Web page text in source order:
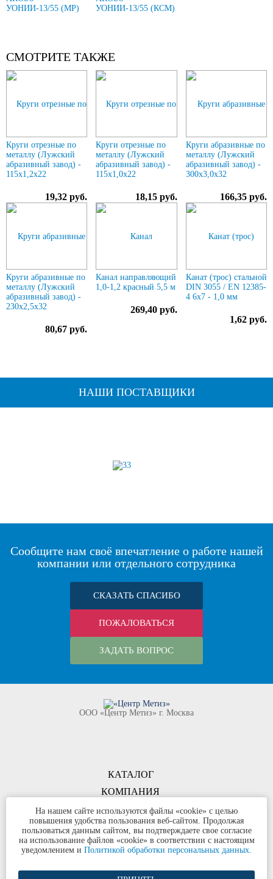
УОНИИ-13/55 (МР)
УОНИИ-13/55 (КСМ)
СМОТРИТЕ ТАКЖЕ
Круги отрезные по
металлу (Лужский
абразивный завод) -
115х1,2х22
19,32 руб.
Круги отрезные по
металлу (Лужский
абразивный завод) -
115х1,0х22
18,15 руб.
Круги абразивные по
металлу (Лужский
абразивный завод) -
300х3,0х32
166,35 руб.
Круги абразивные по
металлу (Лужский
абразивный завод) -
230х2,5х32
80,67 руб.
Канал направляющий
1,0-1,2 красный 5,5 м
269,40 руб.
Канат (трос) стальной
DIN 3055 / EN 12385-
4 6x7 - 1,0 мм
1,62 руб.
НАШИ ПОСТАВЩИКИ
Сообщите нам своё впечатление о работе нашей
компании или отдельного сотрудника
СКАЗАТЬ СПАСИБО
ПОЖАЛОВАТЬСЯ
ЗАДАТЬ ВОПРОС
КОМПАНИЯ
ООО «Центр Метиз» г. Москва
КАТАЛОГ
КОНТАКТЫ
©ООО «Центр Метиз» 2000-2026
Все права защищены
Политика конфиденциальности
На нашем сайте используются файлы «cookie» с целью
повышения удобства пользования веб-сайтом. Продолжая
пользоваться данным сайтом, вы подтверждаете свое согласие
на использование файлов «cookie» в соответствии с настоящим
уведомлением и Политикой обработки персональных данных.